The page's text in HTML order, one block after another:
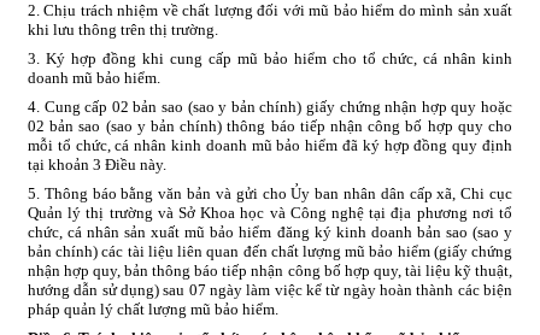
2. Chịu trách nhiệm về chất lượng đối với mũ bảo hiểm do mình sản xuất
khi lưu thông trên thị trường.
3. Ký hợp đồng khi cung cấp mũ bảo hiểm cho tổ chức, cá nhân kinh
doanh mũ bảo hiểm.
4. Cung cấp 02 bản sao (sao y bản chính) giấy chứng nhận hợp quy hoặc
02 bản sao (sao y bản chính) thông báo tiếp nhận công bố hợp quy cho
mỗi tổ chức, cá nhân kinh doanh mũ bảo hiểm đã ký hợp đồng quy định
tại khoản 3 Điều này.
5. Thông báo bằng văn bản và gửi cho Ủy ban nhân dân cấp xã, Chi cục
Quản lý thị trường và Sở Khoa học và Công nghệ tại địa phương nơi tổ
chức, cá nhân sản xuất mũ bảo hiểm đăng ký kinh doanh bản sao (sao y
bản chính) các tài liệu liên quan đến chất lượng mũ bảo hiểm (giấy chứng
nhận hợp quy, bản thông báo tiếp nhận công bố hợp quy, tài liệu kỹ thuật,
hướng dẫn sử dụng) sau 07 ngày làm việc kể từ ngày hoàn thành các biện
pháp quản lý chất lượng mũ bảo hiểm.